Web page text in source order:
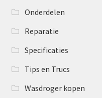
Onderdelen
Reparatie
Specificaties
Tips en Trucs
Wasdroger kopen